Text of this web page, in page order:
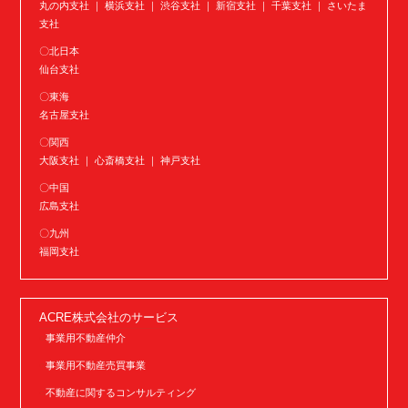
丸の内支社 ｜ 横浜支社 ｜ 渋谷支社 ｜ 新宿支社 ｜ 千葉支社 ｜ さいたま
支社
〇北日本
仙台支社
〇東海
名古屋支社
〇関西
大阪支社 ｜ 心斎橋支社 ｜ 神戸支社
〇中国
広島支社
〇九州
福岡支社
ACRE株式会社のサービス
事業用不動産仲介
事業用不動産売買事業
不動産に関するコンサルティング